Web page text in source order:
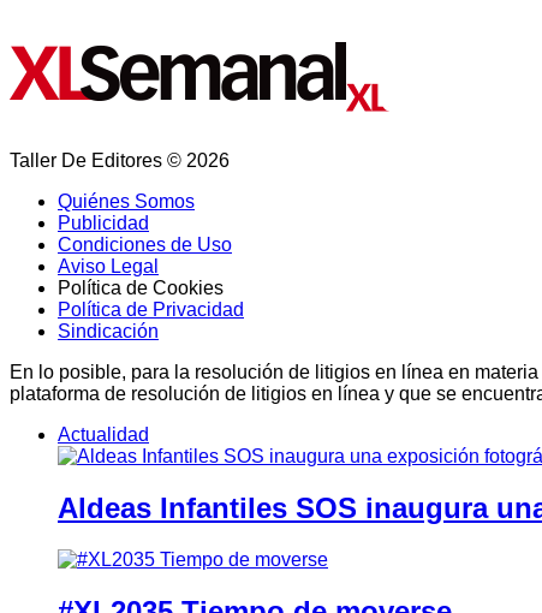
Taller De Editores © 2026
Quiénes Somos
Publicidad
Condiciones de Uso
Aviso Legal
Política de Cookies
Política de Privacidad
Sindicación
En lo posible, para la resolución de litigios en línea en
plataforma de resolución de litigios en línea y que se
Actualidad
Aldeas Infantiles SOS inaugura